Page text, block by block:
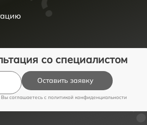
со специалистом
Оставить заявку
соглашаетесь c политикой конфиденциальности